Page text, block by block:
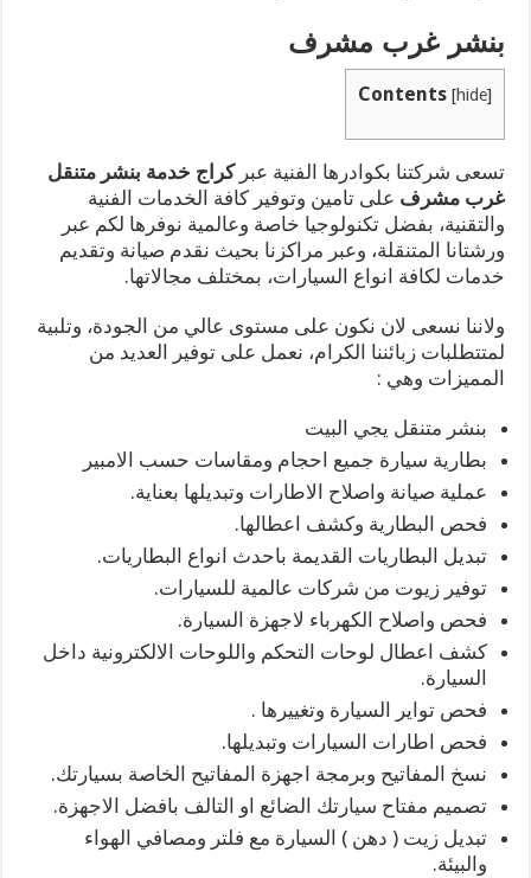
بنشر غرب مشرف
Contents [hide]
تسعى شركتنا بكوادرها الفنية عبركراج خدمة بنشر متنقل
غرب مشرف على تامين وتوفير كافة الخدمات الفنية
والتقنية، بفضل تكنولوجيا خاصة وعالمية نوفرها لكم عبر
ورشتانا المتنقلة، وعبر مراكزنا بحيث نقدم صيانة وتقديم
خدمات لكافة انواع السيارات، بمختلف مجالاتها.
ولاننا نسعى لان نكون على مستوى عالي من الجودة، وتلبية
لمتتطلبات زبائننا الكرام، نعمل على توفير العديد من
المميزات وهي :
بنشر متنقل يجي البيت
بطارية سيارة جميع احجام ومقاسات حسب الامبير
عملية صيانة واصلاح الاطارات وتبديلها بعناية.
فحص البطارية وكشف اعطالها.
تبديل البطاريات القديمة باحدث انواع البطاريات.
توفير زيوت من شركات عالمية للسيارات.
فحص واصلاح الكهرباء لاجهزة السيارة.
كشف اعطال لوحات التحكم واللوحات الالكترونية داخل
السيارة.
فحص تواير السيارة وتغييرها .
فحص اطارات السيارات وتبديلها.
نسخ المفاتيح وبرمجة اجهزة المفاتيح الخاصة بسيارتك.
تصميم مفتاح سيارتك الضائع او التالف بافضل الاجهزة.
تبديل زيت ( دهن ) السيارة مع فلتر ومصافي الهواء
والبيئة.